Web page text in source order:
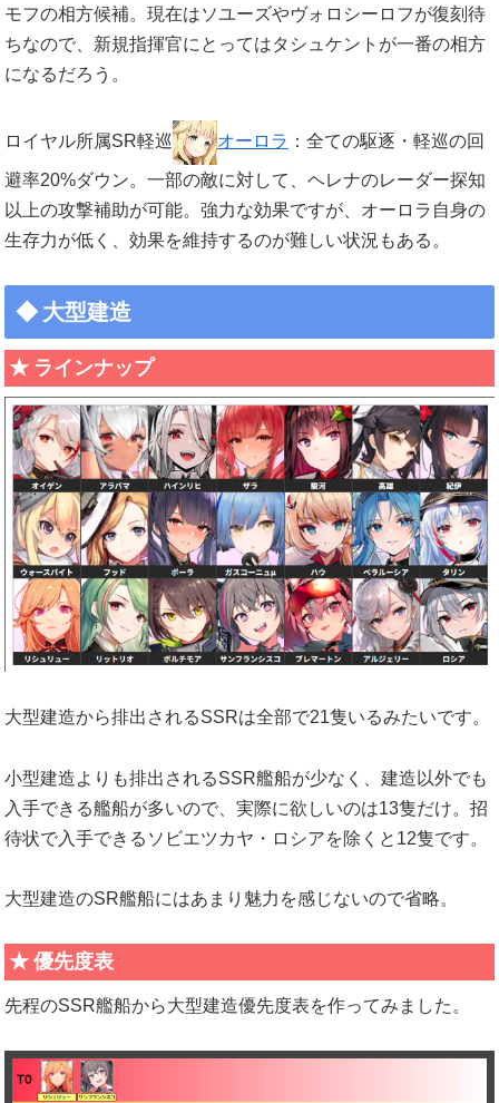
モフの相方候補。現在はソユーズやヴォロシーロフが復刻待
ちなので、新規指揮官にとってはタシュケントが一番の相方
になるだろう。
ロイヤル所属SR軽巡 オーロラ ：全ての駆逐・軽巡の回
避率20%ダウン。一部の敵に対して、ヘレナのレーダー探知
以上の攻撃補助が可能。強力な効果ですが、オーロラ自身の
生存力が低く、効果を維持するのが難しい状況もある。
大型建造
ラインナップ
大型建造から排出されるSSRは全部で21隻いるみたいです。
小型建造よりも排出されるSSR艦船が少なく、建造以外でも
入手できる艦船が多いので、実際に欲しいのは13隻だけ。招
待状で入手できるソビエツカヤ・ロシアを除くと12隻です。
大型建造のSR艦船にはあまり魅力を感じないので省略。
優先度表
先程のSSR艦船から大型建造優先度表を作ってみました。